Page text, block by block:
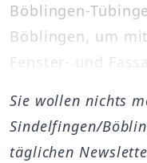
Böblingen-
Böblingen, um
Fenster- und
Sie wollen nichts
Sindelfingen/
täglichen